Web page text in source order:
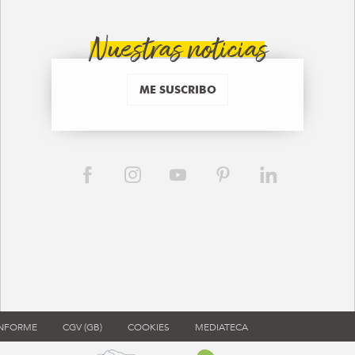
Nuestras noticias
ME SUSCRIBO
CGV (GB) COOKIES MEDIATECA